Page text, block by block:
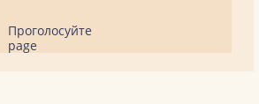
Проголосуйте
page